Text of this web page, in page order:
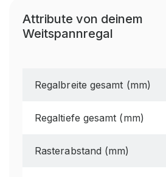
Attribute von deinem
Weitspannregal
Regalbreite gesamt (mm)
Regaltiefe gesamt (mm)
Rasterabstand (mm)